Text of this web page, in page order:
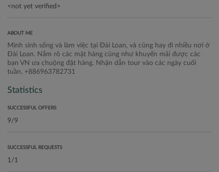
ABOUT ME
Mình sinh sống và làm việc tại Đài Loan, và cũng hay đi nhiều nơi ở
Đài Loan. Nắm rõ các mặt hàng cũng như khuyến mãi được các
bạn VN ưa chuộng đặt hàng. Nhận dẫn tour vào các ngày cuối
tuần. +886963782731
Statistics
SUCCESSFUL OFFERS
SUCCESSFUL REQUESTS